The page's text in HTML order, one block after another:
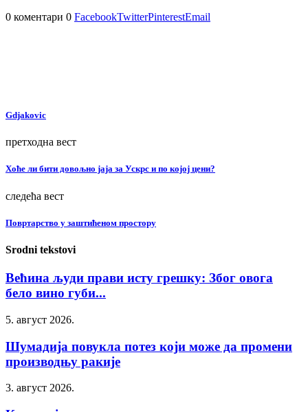
0 коментари 0 FacebookTwitterPinterestEmail
Gdjakovic
претходна вест
Хоће ли бити довољно јаја за Ускрс и по којој цени?
следећа вест
Повртарство у заштићеном простору
Srodni tekstovi
Већина људи прави исту грешку: Због овога
бело вино губи...
5. август 2026.
Шумадија повукла потез који може да промени
производњу ракије
3. август 2026.